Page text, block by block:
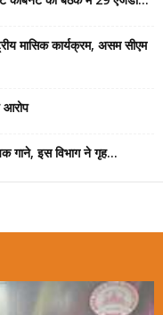
मासिक कार्यक्रम, असम सीएम
आरोप
गाने, इस विभाग ने गृह...